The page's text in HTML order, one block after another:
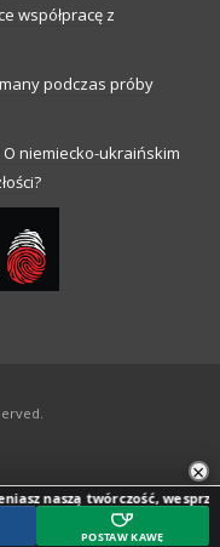
współpracę z
podczas próby
niemiecko-ukraińskim
×
naszą twórczość, wesprzyj
POSTAW KAWĘ